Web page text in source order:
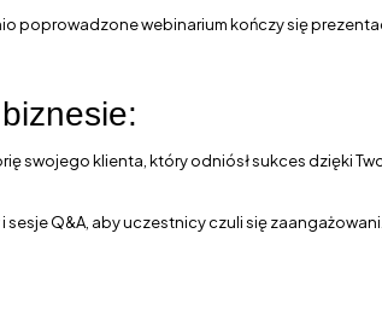
poprowadzone webinarium kończy się
swojego klienta, który odniósł sukces dzięki
sesje Q&A, aby uczestnicy czuli się zaangażowani.